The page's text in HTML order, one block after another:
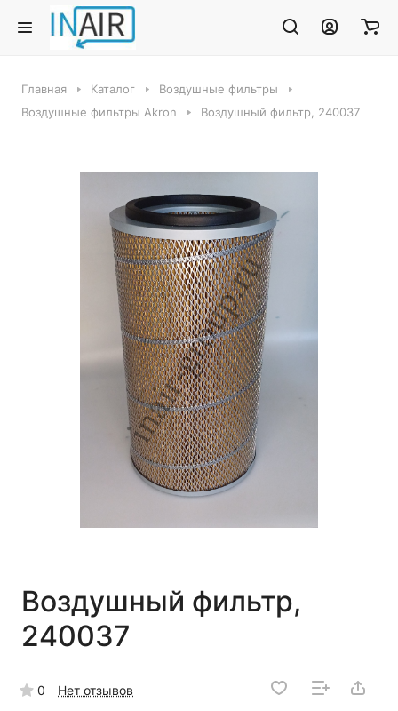
Главная Каталог
Воздушные фильтры
Воздушные фильтры Akron
Воздушный фильтр, 240037
Воздушный фильтр,
240037
0 Нет отзывов